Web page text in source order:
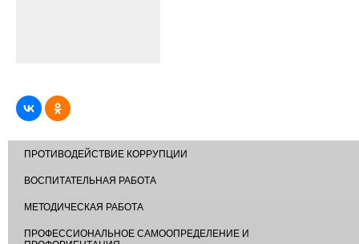
ПРОТИВОДЕЙСТВИЕ КОРРУПЦИИ
ВОСПИТАТЕЛЬНАЯ РАБОТА
МЕТОДИЧЕСКАЯ РАБОТА
ПРОФЕССИОНАЛЬНОЕ САМООПРЕДЕЛЕНИЕ И